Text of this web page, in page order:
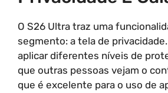
O S26 Ultra traz uma
segmento: a tela de
aplicar diferentes níveis de
que outras pessoas vejam o
que é excelente para o uso de